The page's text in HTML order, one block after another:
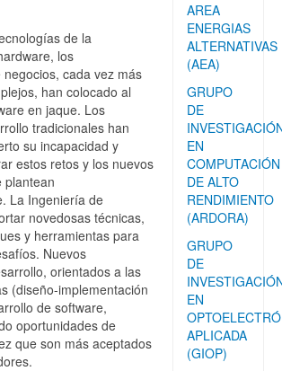
AREA
ENERGIAS
ALTERNATIVAS
(AEA)
GRUPO
DE
EN
COMPUTACIÓN
DE ALTO
RENDIMIENTO
(ARDORA)
GRUPO
DE
EN
APLICADA
(GIOP)
de la
los
cada vez más
han colocado al
en jaque. Los
tradicionales han
su incapacidad y
estos retos y los nuevos
plantean
La Ingeniería de
novedosas técnicas,
y herramientas para
Nuevos
orientados a las
(diseño-implementación
de software,
oportunidades de
que son más aceptados